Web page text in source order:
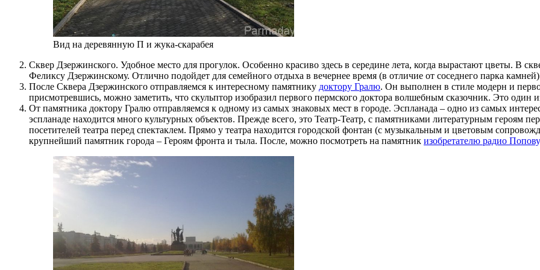
Вид на деревянную П и жука-скарабея
Сквер Дзержинского. Удобное место для прогулок. Особенно красиво здесь в середине лета, когда вырастают цветы. В
Феликсу Дзержинскому. Отлично подойдет для семейного отдыха в вечернее время (в отличие от соседнего парка
После Сквера Дзержинского отправляемся к интересному памятнику доктору Гралю. Он выполнен в стиле модерн и
присмотревшись, можно заметить, что скульптор изобразил первого пермского доктора волшебным сказочник. Это один
От памятника доктору Гралю отправляемся к одному из самых знаковых мест в городе. Эспланада – одно из самых
эспланаде находится много культурных объектов. Прежде всего, это Театр-Театр, с памятниками литературным героям
посетителей театра перед спектаклем. Прямо у театра находится городской фонтан (с музыкальным и цветовым
крупнейший памятник города – Героям фронта и тыла. После, можно посмотреть на памятник изобретателю радио Попову